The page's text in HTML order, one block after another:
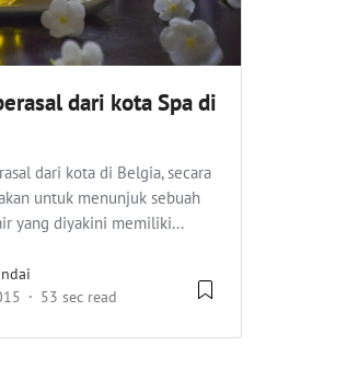
dari kota Spa di
dari kota di Belgia, secara
untuk menunjuk sebuah
yang diyakini memiliki...
53 sec read